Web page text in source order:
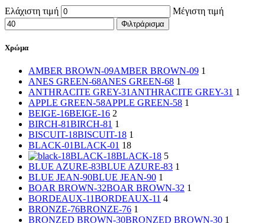
Ελάχιστη τιμή Μέγιστη τιμή
Φιλτράρισμα
Χρώμα
AMBER BROWN-09AMBER BROWN-09 1
ANES GREEN-68ANES GREEN-68 1
ANTHRACITE GREY-31 ANTHRACITE GREY-31 1
APPLE GREEN-58APPLE GREEN-58 1
BEIGE-16BEIGE-16 2
BIRCH-81BIRCH-81 1
BISCUIT-18BISCUIT-18 1
BLACK-01BLACK-01 18
BLACK-18BLACK-18 5
BLUE AZURE-83BLUE AZURE-83 1
BLUE JEAN-90BLUE JEAN-90 1
BOAR BROWN-32BOAR BROWN-32 1
BORDEAUX-11BORDEAUX-11 4
BRONZE-76BRONZE-76 1
BRONZED BROWN-30BRONZED BROWN-30 1